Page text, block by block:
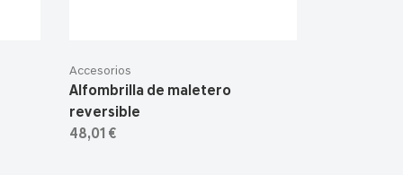
Accesorios
Alfombrilla de maletero
reversible
48,01 €